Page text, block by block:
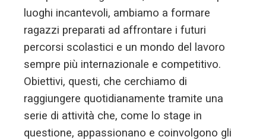
luoghi incantevoli, ambiamo a formare
ragazzi preparati ad affrontare i futuri
percorsi scolastici e un mondo del lavoro
sempre più internazionale e competitivo.
Obiettivi, questi, che cerchiamo di
raggiungere quotidianamente tramite una
serie di attività che, come lo stage in
questione, appassionano e coinvolgono gli